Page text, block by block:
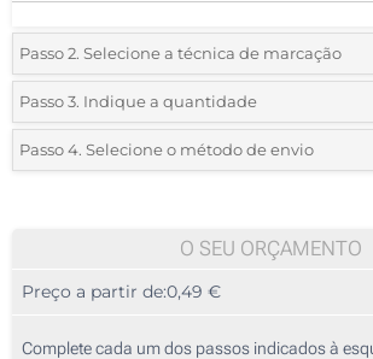
Passo 2. Selecione a técnica de marcação
*Selecione o tipo de marcação e as cores do
1 Cor (Num lado)
Passo 3. Indique a quantidade
*Quantidade mínima:25
50
125
Passo 4. Selecione o método de envio
O SEU ORÇAMENTO
Preço a partir de:0,49 €
Complete cada um dos passos indicados à